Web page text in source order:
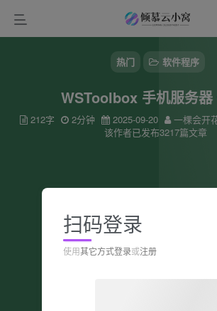
热门 软件程序
WSToolbox 手机服务器
212字 2分钟 2025-09-20 一棵会开
该作者已发布3217篇文章
扫码登录
使用其它方式登录或注册